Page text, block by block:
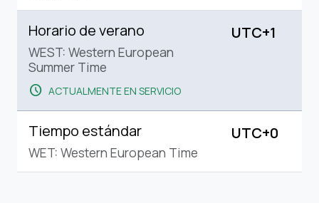
Horario de verano
WEST: Western European
Summer Time
schedule ACTUALMENTE EN SERVICIO
UTC+1
Tiempo estándar
WET: Western European Time
UTC+0